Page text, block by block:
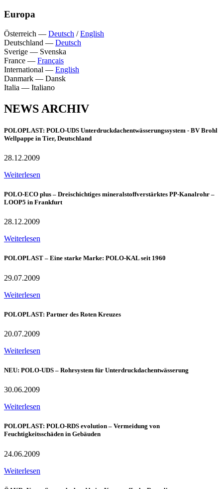
Europa
Österreich — Deutsch /English
Deutschland — Deutsch
Sverige — Svenska
France — Français
International — English
Danmark — Dansk
Italia — Italiano
NEWS ARCHIV
POLOPLAST: POLO-UDS Unterdruckdachentwässerungssystem - BV Brohl
Wellpappe in Tier, Deutschland
28.12.2009
Weiterlesen
POLO-ECO plus – Dreischichtiges mineralstoffverstärktes PP-Kanalrohr –
LOOP5 in Frankfurt
28.12.2009
Weiterlesen
POLOPLAST – Eine starke Marke: POLO-KAL seit 1960
29.07.2009
Weiterlesen
POLOPLAST: Partner des Roten Kreuzes
20.07.2009
Weiterlesen
NEU: POLO-UDS – Rohrsystem für Unterdruckdachentwässerung
30.06.2009
Weiterlesen
POLOPLAST: POLO-RDS evolution – Vermeidung von
Feuchtigkeitsschäden in Gebäuden
24.06.2009
Weiterlesen